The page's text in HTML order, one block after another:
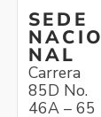
SEDE
NACIO
NAL
Carrera
85D No.
46A – 65